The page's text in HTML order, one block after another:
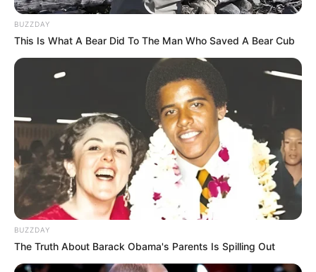
BUZZDAY
This Is What A Bear Did To The Man Who Saved A Bear Cub
BUZZDAY
The Truth About Barack Obama's Parents Is Spilling Out